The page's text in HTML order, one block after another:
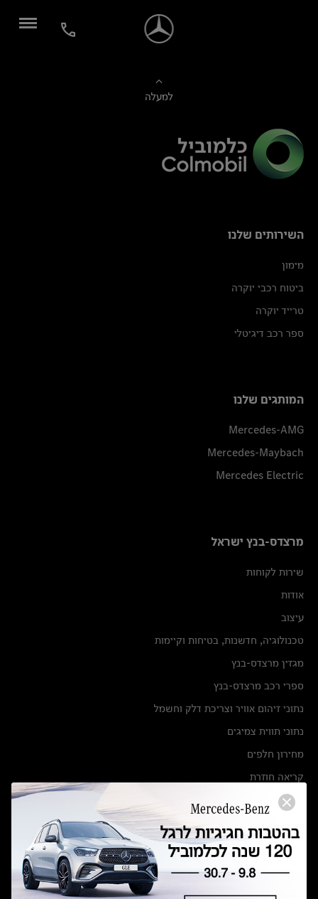
למעלה
השירותים שלנו
מימון
ביטוח רכבי יוקרה
טרייד יוקרה
ספר רכב דיגיטלי
המותגים שלנו
Mercedes-AMG
Mercedes-Maybach
Mercedes Electric
מרצדס-בנץ ישראל
שירות לקוחות
אודות
עיצוב
טכנולוגיה, חדשנות, בטיחות וקיימות
מגזין מרצדס-בנץ
ספרי רכב מרצדס-בנץ
נתוני זיהום אוויר וצריכת דלק וחשמל
נתוני תווית צמיגים
מחירון חלפים
קריאה חוזרת
הודעה על הטבות לרכבי מרצדס בהסדר פשרה בתצ 56447-02-19
תקנון ימי מכירות 120 לכלמוביל